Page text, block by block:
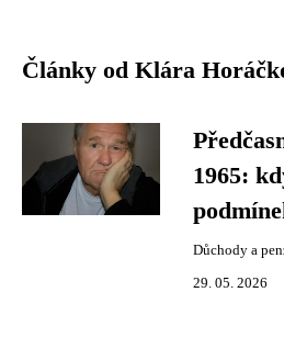
Články od Klára
1965:
Důchody a
29. 05. 2026